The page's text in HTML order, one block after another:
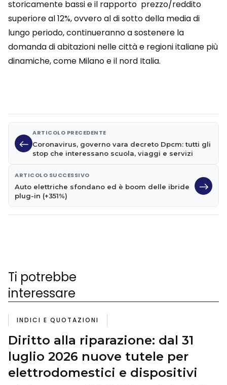
storicamente bassi e il rapporto prezzo/reddito
superiore al 12%, ovvero al di sotto della media di
lungo periodo, continueranno a sostenere la
domanda di abitazioni nelle città e regioni italiane più
dinamiche, come Milano e il nord Italia.
ARTICOLO PRECEDENTE
Coronavirus, governo vara decreto Dpcm: tutti gli
stop che interessano scuola, viaggi e servizi
ARTICOLO SUCCESSIVO
Auto elettriche sfondano ed è boom delle ibride
plug-in (+351%)
Ti potrebbe
interessare
INDICI E QUOTAZIONI
Diritto alla riparazione: dal 31
luglio 2026 nuove tutele per
elettrodomestici e dispositivi